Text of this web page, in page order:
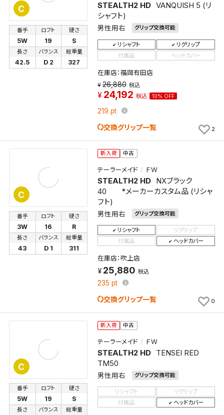
C STEALTH2 HD VANQUISH 5 (リ
シャフト)
男性用右 グリップ交換可能
番手
5W
ロフト
19
硬さ
S
長さ
42.5
バランス
D 2
総重量
327
リシャフト
リグリップ
付属品
ヘッドカバー
在庫店：福岡有田店
26,880 税込
24,192 税込 10% OFF
219 pt
交換グリップ一覧 2
C
新入荷 中古
テーラーメイド ＦＷ
STEALTH2 HD
NXブラック
40 *メーカーカスタム品 (リシャ
フト)
男性用右 グリップ交換可能
番手
3W
ロフト
16
硬さ
R
長さ
43
バランス
D 1
総重量
311
リシャフト
リグリップ
付属品
ヘッドカバー
在庫店：吹上店
25,880 税込
235 pt
交換グリップ一覧 0
C
新入荷 中古
テーラーメイド ＦＷ
STEALTH2 HD
TENSEI RED
TM50
男性用右 グリップ交換可能
番手
5W
ロフト
19
硬さ
S
長さ バランス 総重量
リシャフト
リグリップ
付属品
ヘッドカバー
保存する
キャンセル